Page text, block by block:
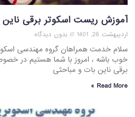
آموزش ریست اسکوتر برقی ناین
اردیبهشت 26, 1401 بدون دیدگاه
سلام خدمت همراهان گروه مهندسی
خوب باشه ، امروز با شما هستیم در
برقی ناین بات و مباحثی
Read More »